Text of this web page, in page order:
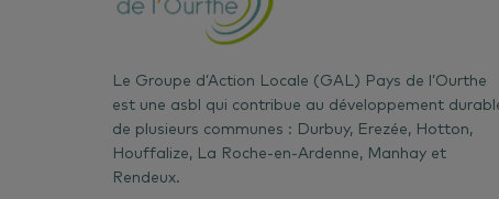
réduira au
moyen d’une
la retirer
est en général
En cas de
Le Groupe d’Action Locale (GAL) Pays de l’Ourthe
est une asbl qui contribue au développement
de plusieurs communes : Durbuy, Erezée, Hotton,
Houffalize, La Roche-en-Ardenne, Manhay et
Rendeux.